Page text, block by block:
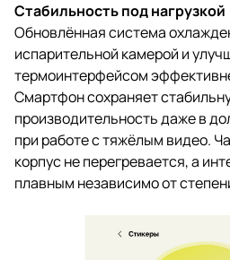
Стабильность под нагрузкой
Обновлённая система
испарительной камерой и
термоинтерфейсом
Смартфон сохраняет
производительность даже в
при работе с тяжёлым видео.
корпус не перегревается, а
плавным независимо от